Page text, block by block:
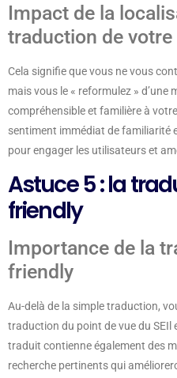
Impact de la
traduction de votre
Cela signifie que vous ne vous
mais vous le « reformulez »
compréhensible et familière à
sentiment immédiat de familiarité
pour engager les utilisateurs et
Astuce 5 : la
friendly
Importance de la
friendly
Au-delà de la simple traduction,
traduction du point de vue du SEIl
traduit contienne également des
recherche pertinents qui